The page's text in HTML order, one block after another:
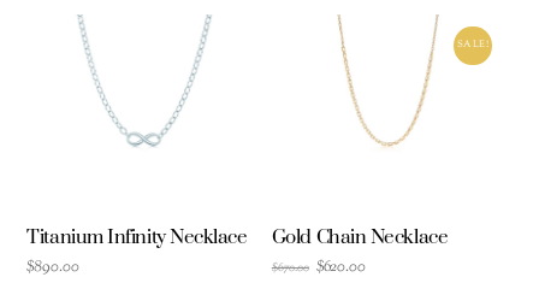
Titanium Infinity Necklace
$890.00
SALE!
Gold Chain Necklace
$670.00 Original
$620.00Current